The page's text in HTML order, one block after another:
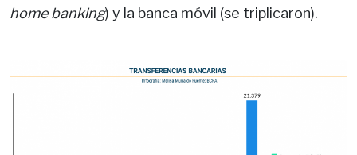
home banking) y la banca móvil (se triplicaron).